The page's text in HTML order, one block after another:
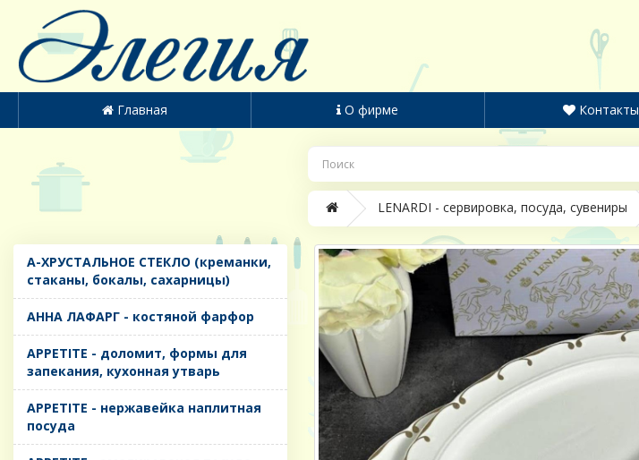
Главная О фирме Контакты
LENARDI - сервировка, посуда, сувениры
A-ХРУСТАЛЬНОЕ СТЕКЛО (креманки,
стаканы, бокалы, сахарницы)
AHHA ЛАФАРГ - костяной фарфор
APPETITE - доломит, формы для
запекания, кухонная утварь
APPETITE - нержавейка наплитная
посуда